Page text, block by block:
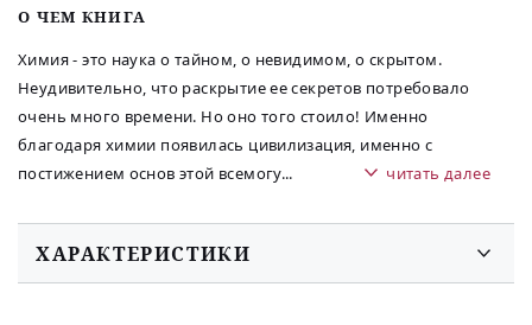
O ЧЕМ КНИГА
Химия - это наука о тайном, о невидимом, о скрытом.
Неудивительно, что раскрытие ее секретов потребовало
очень много времени. Но оно того стоило! Именно
благодаря химии появилась цивилизация, именно с
постижением основ этой всемогу... читать далее
ХАРАКТЕРИСТИКИ